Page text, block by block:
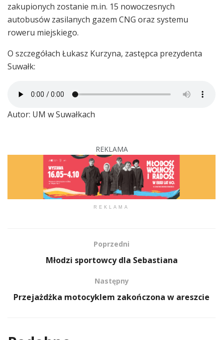
zakupionych zostanie m.in. 15 nowoczesnych
autobusów zasilanych gazem CNG oraz systemu
roweru miejskiego.
O szczegółach Łukasz Kurzyna, zastępca prezydenta
Suwałk:
Autor: UM w Suwałkach
REKLAMA
REKLAMA
Poprzedni
Młodzi sportowcy dla Sebastiana
Następny
Przejażdżka motocyklem zakończona w areszcie